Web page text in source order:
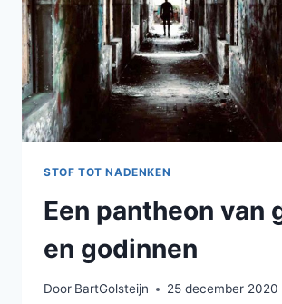
STOF TOT NADENKEN
Een pantheon van
en godinnen
Door BartGolsteijn 25 december 2020